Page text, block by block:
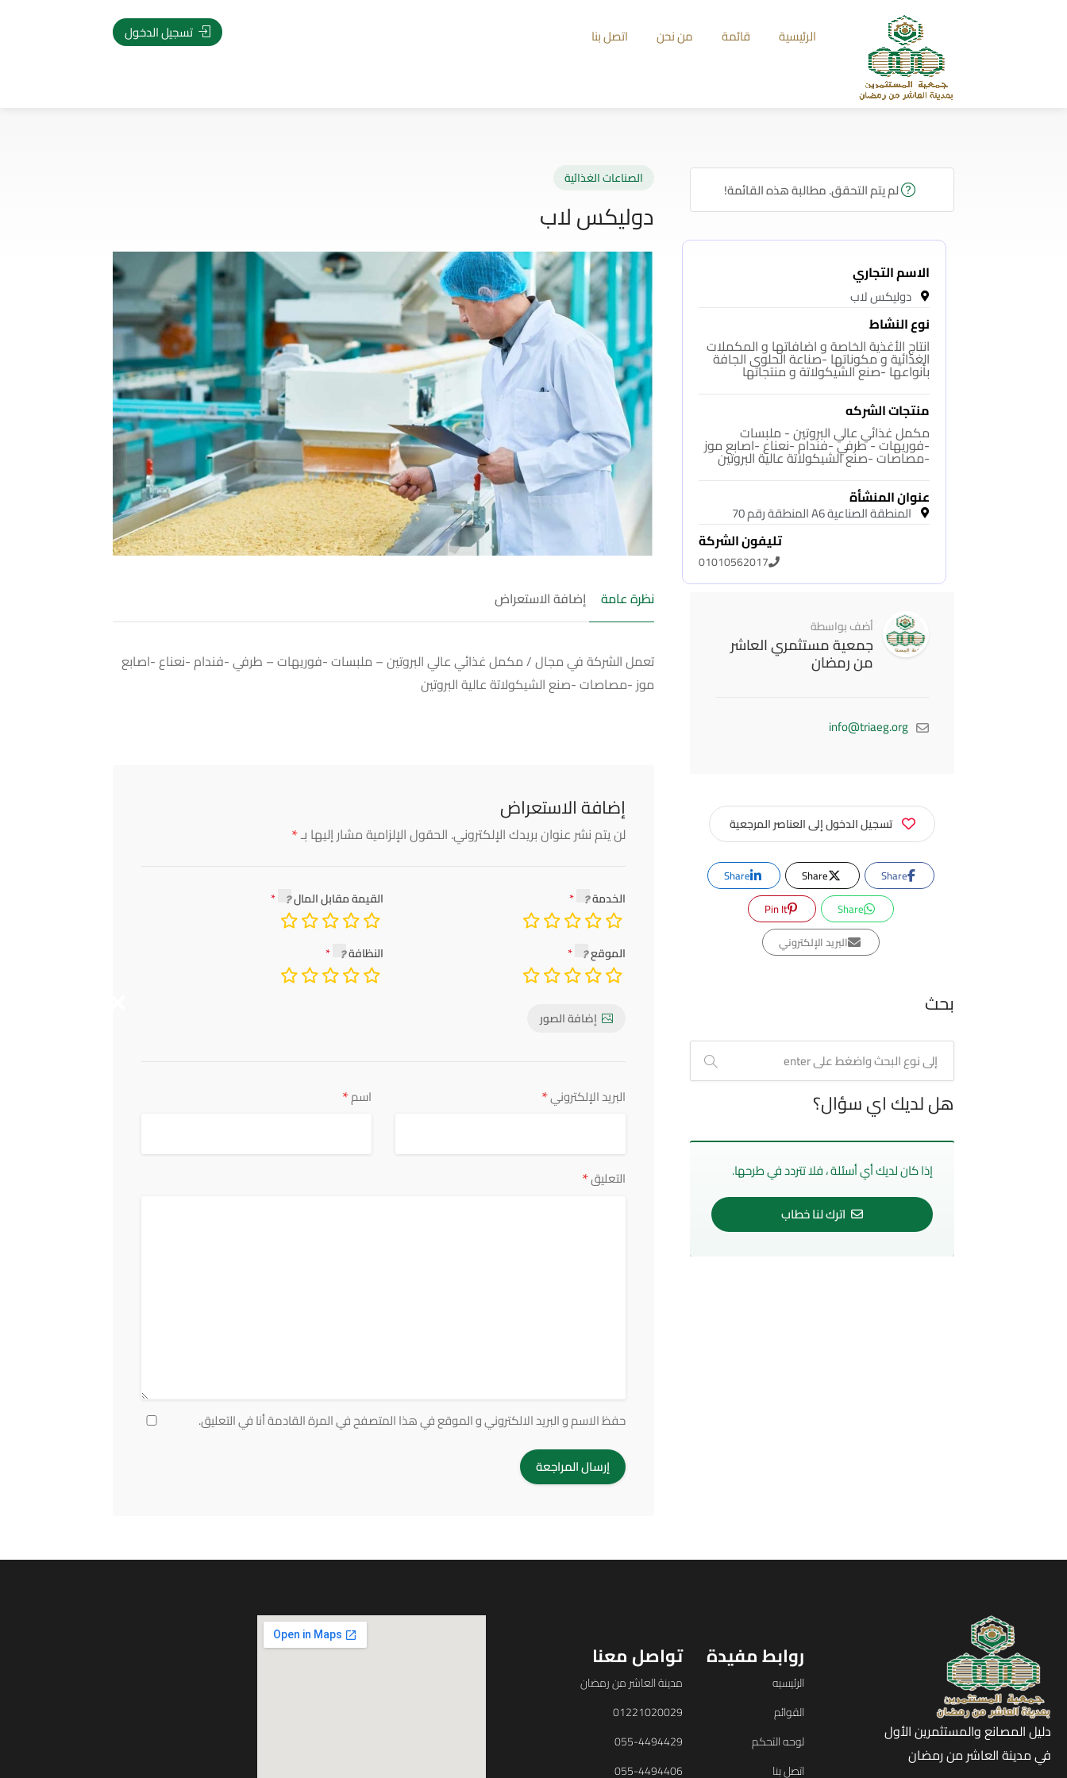
الرئيسية قائمة من نحن اتصل بنا تسجيل الدخول
الصناعات الغذائية
دوليكس لاب
نظرة عامة إضافة الاستعراض
تعمل الشركة في مجال / مكمل غذائي عالي البروتين – ملبسات -فوريهات – طرفي -فندام -نعناع -اصابع
موز -مصاصات -صنع الشيكولاتة عالية البروتين
إضافة الاستعراض
لن يتم نشر عنوان بريدك الإلكتروني. الحقول الإلزامية مشار إليها بـ*
الخدمة القيمة مقابل المال
الموقع النظافة
إضافة الصور
اسم* البريد الإلكتروني*
التعليق*
حفظ الاسم و البريد الالكتروني و الموقع في هذا المتصفح في المرة القادمة أنا في التعليق.
لم يتم التحقق. مطالبة هذه القائمة!
الاسم التجاري
دوليكس لاب
نوع النشاط
انتاج الأغذية الخاصة و اضافاتها و المكملات
الغذائية و مكوناتها -صناعة الحلوى الجافة
بأنواعها -صنع الشيكولاتة و منتجاتها
منتجات الشركه
مكمل غذائي عالي البروتين - ملبسات
-فوريهات - طرفي -فندام -نعناع -اصابع موز
-مصاصات -صنع الشيكولاتة عالية البروتين
عنوان المنشأة
المنطقة الصناعية A6 المنطقة رقم 70
تليفون الشركة
01010562017
أضف بواسطة
جمعية مستثمري العاشر
من رمضان
info@triaeg.org
تسجيل الدخول إلى العناصر المرجعية
Share
Share
Share
Share
Pin It
البريد الإلكتروني
بحث
هل لديك اي سؤال؟
إذا كان لديك أي أسئلة ، فلا تتردد في طرحها.
اترك لنا خطاب
دليل المصانع والمستثمرين الأول
في مدينة العاشر من رمضان
روابط مفيدة
الرئيسيه
القوائم
لوحه التحكم
اتصل بنا
تواصل معنا
مدينة العاشر من رمضان
01221020029
055-4494429
055-4494406